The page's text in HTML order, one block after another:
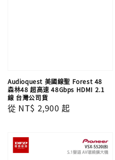
Audioquest 美國線聖 Forest 48
森林48 超高速 48Gbps HDMI 2.1
線 台灣公司貨
Regular
從 NT$ 2,900 起